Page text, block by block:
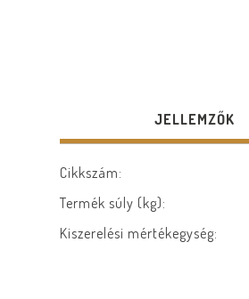
JELLEMZŐK
Cikkszám:
Termék súly (kg):
Kiszerelési mértékegység: